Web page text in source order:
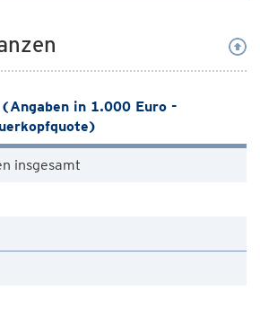
in 1.000 Euro -
insgesamt